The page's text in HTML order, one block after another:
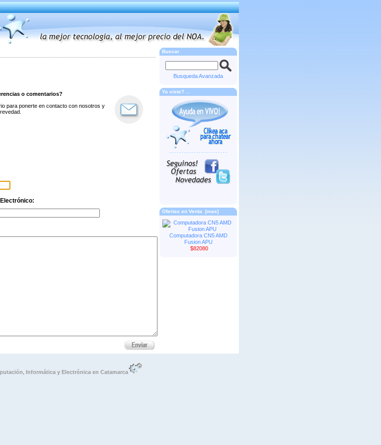
o comentarios?
para ponerte en contacto con nosotros y
Buscar
Busqueda Avanzada
Ya viste? ...
Ofertas en Venta [mas]
Computadora CN5 AMD
Fusion APU
$82080
Informática y Electrónica en Catamarca